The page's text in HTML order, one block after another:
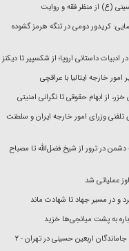
(ع) از منظر فقه و روایت
کریدور دومی در تنگه هرمز گشوده
ادبیات داستانی اروپا؛ از شکسپیر تا دیکنز
امور خارجه ایتالیا با عراقچی
خزر، از ابهام حقوقی تا نگرانی امنیتی
وزرای امور خارجه ایران و سلطنت
دشمن در ترور از شیخ فضل‌الله تا مصباح
عملیاتی شد
و در مسیر جهاد تا شهادت ماند
به پشت میانجی‌ها خزید
اربعین حسینی در تهران - ۲